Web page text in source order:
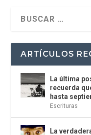
ARTÍCULOS
La última
recuerda
hasta
Escrituras
La